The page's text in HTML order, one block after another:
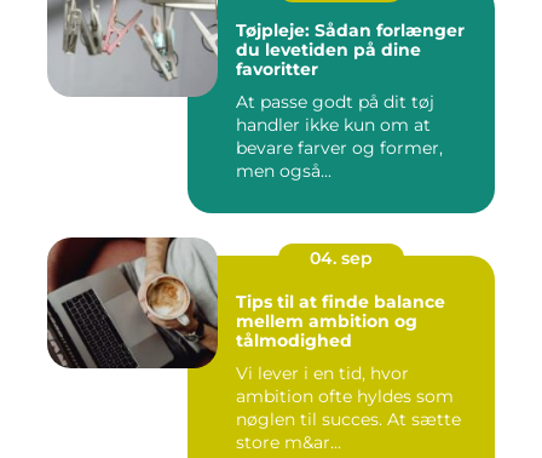
Tøjpleje: Sådan forlænger
du levetiden på dine
favoritter
At passe godt på dit tøj
handler ikke kun om at
bevare farver og former,
men også...
04. sep
Tips til at finde balance
mellem ambition og
tålmodighed
Vi lever i en tid, hvor
ambition ofte hyldes som
nøglen til succes. At sætte
store m&ar...